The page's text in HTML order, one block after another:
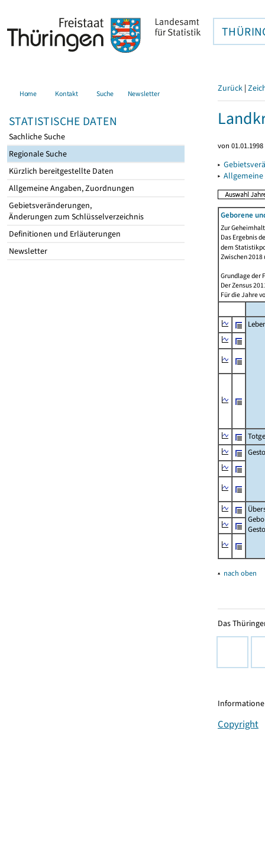
Home Kontakt Suche Newsletter
STATISTISCHE DATEN
Sachliche Suche
Regionale Suche
Kürzlich bereitgestellte Daten
Allgemeine Angaben, Zuordnungen
Gebietsveränderungen,
Änderungen zum Schlüsselverzeichnis
Definitionen und Erläuterungen
Newsletter
Zurück |
von
▸
▸
Geborene
Zur
Das Ergebnis
dem
Zwischen
Grundlage der
Der Zensus
Für die Jahre
▴ nach oben
Das
Copyright